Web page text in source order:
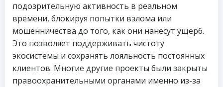
подозрительную активность в реальном
времени, блокируя попытки взлома или
мошенничества до того, как они нанесут ущерб.
Это позволяет поддерживать чистоту
экосистемы и сохранять лояльность постоянных
клиентов. Многие другие проекты были закрыты
правоохранительными органами именно из-за